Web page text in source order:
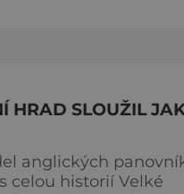
London (asi
cest. Původně se v
HRAD SLOUŽIL
anglických
celou historií Velké